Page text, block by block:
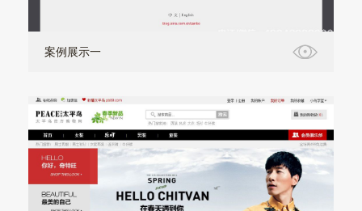
案例展示一